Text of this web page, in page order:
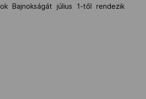
Bajnokságát július 1-től rendezik